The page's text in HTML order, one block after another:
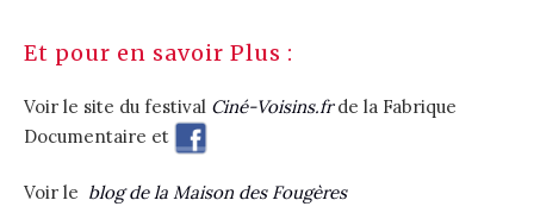
Et pour en savoir Plus :
Voir le site du festival Ciné-Voisins.fr de la Fabrique
Documentaire et
Voir le blog de la Maison des Fougères